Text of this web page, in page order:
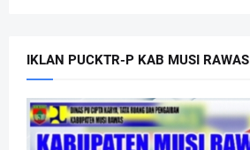
IKLAN PUCKTR-P KAB MUSI RAWAS